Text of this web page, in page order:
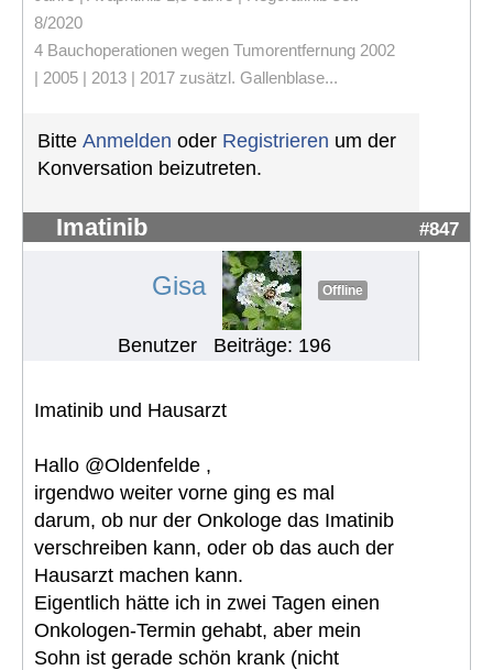
8/2020
4 Bauchoperationen wegen Tumorentfernung 2002
| 2005 | 2013 | 2017 zusätzl. Gallenblase...
Bitte Anmelden oder Registrieren um der
Konversation beizutreten.
Imatinib #847
Gisa Offline
Benutzer Beiträge: 196
Imatinib und Hausarzt
Hallo @Oldenfelde ,
irgendwo weiter vorne ging es mal
darum, ob nur der Onkologe das Imatinib
verschreiben kann, oder ob das auch der
Hausarzt machen kann.
Eigentlich hätte ich in zwei Tagen einen
Onkologen-Termin gehabt, aber mein
Sohn ist gerade schön krank (nicht